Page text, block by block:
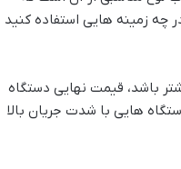
چه زمینه هایی استفاده کنید
باشد، قیمت نهایی دستگاه
هایی با شدت جریان بالا